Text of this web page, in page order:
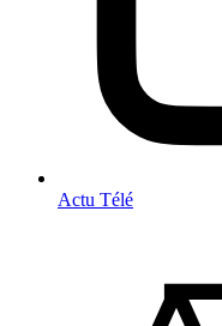
Actu Télé